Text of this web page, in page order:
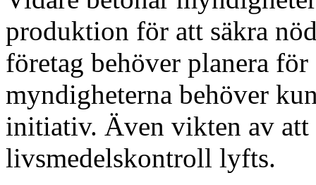
produktion för att säkra
företag behöver planera
myndigheterna behöver
initiativ. Även vikten av
livsmedelskontroll lyfts.